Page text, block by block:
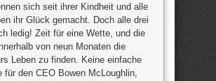
sich seit ihrer Kindheit und alle
ihr Glück gemacht. Doch alle drei
ledig! Zeit für eine Wette, und die
von neun Monaten die
Leben zu finden. Keine einfache
für den CEO Bowen McLoughlin,